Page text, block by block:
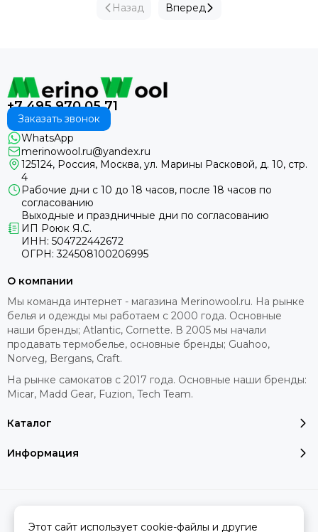
Назад Вперед
+7 495 970 05 71
Заказать звонок
WhatsApp
merinowool.ru@yandex.ru
125124, Россия, Москва, ул. Марины Расковой, д. 10, стр.
4
Рабочие дни с 10 до 18 часов, после 18 часов по
согласованию
Выходные и праздничные дни по согласованию
ИП Роюк Я.С.
ИНН: 504722442672
ОГРН: 324508100206995
Каталог
Информация
О компании
Мы команда интернет - магазина Merinowool.ru. На рынке
белья и одежды мы работаем с 2000 года. Основные
наши бренды; Atlantic, Cornette. В 2005 мы начали
продавать термобелье, основные бренды; Guahoo,
Norveg, Bergans, Craft.
На рынке самокатов с 2017 года. Основные наши бренды:
Micar, Madd Gear, Fuzion, Tech Team.
Сделано вMOSK.STUDIOдля платформы InSales
Этот сайт использует cookie-файлы и другие